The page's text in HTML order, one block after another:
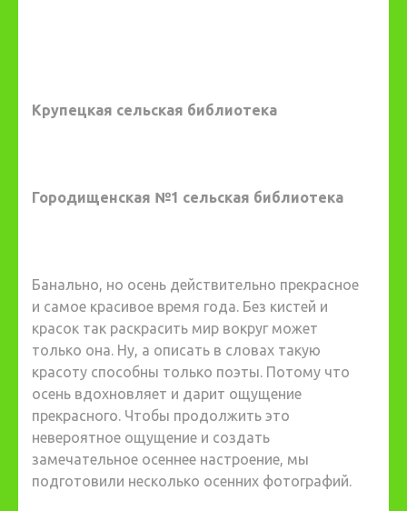
Крупецкая сельская библиотека
Городищенская №1 сельская библиотека
Банально, но осень действительно прекрасное
и самое красивое время года. Без кистей и
красок так раскрасить мир вокруг может
только она. Ну, а описать в словах такую
красоту способны только поэты. Потому что
осень вдохновляет и дарит ощущение
прекрасного. Чтобы продолжить это
невероятное ощущение и создать
замечательное осеннее настроение, мы
подготовили несколько осенних фотографий.